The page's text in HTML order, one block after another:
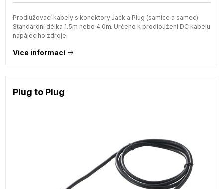
Prodlužovací kabely s konektory Jack a Plug (samice a samec).
Standardní délka 1.5m nebo 4.0m. Určeno k prodloužení DC kabelu
napájecího zdroje.
Více informací
Plug to Plug